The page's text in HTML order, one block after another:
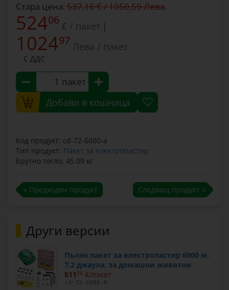
Стара цена: 537,16 € / 1050,59 Лева.
52406 € / пакет |
102497 Лева / пакет
С ДДС
пакет
Добави в кошница
Код продукт: cd-72-6000-a
Тип продукт: Пакет за електропастир
Брутно тегло: 45.09 кг
« Предходен продукт Следващ продукт »
Други версии
Пълен пакет за електропастир 6000 м,
7,2 джаула, за домашни животни
511 56 €/пакет
cd-72-6000-0